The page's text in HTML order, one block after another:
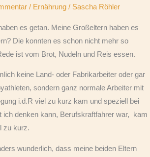
/ Ernährung / Sascha Röhler
es getan. Meine Großeltern haben es
Die konnten es schon nicht mehr so
ist vom Brot, Nudeln und Reis essen.
keine Land- oder Fabrikarbeiter oder gar
sondern ganz normale Arbeiter mit
i.d.R viel zu kurz kam und speziell bei
ich denken kann, Berufskraftfahrer war, kam
zu kurz.
wunderlich, dass meine beiden Eltern